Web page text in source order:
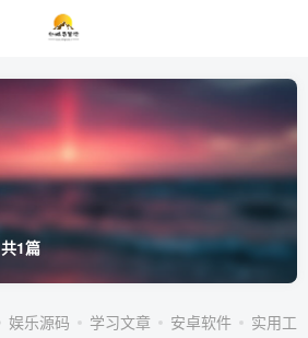
共1篇
娱乐源码 学习文章 安卓软件
实用工